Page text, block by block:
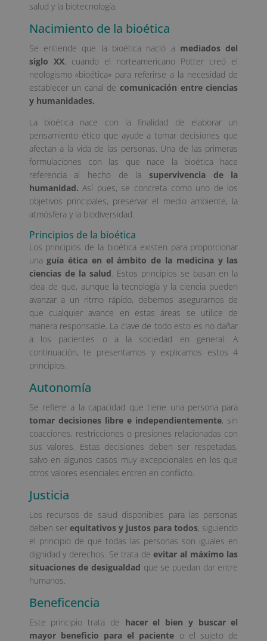
salud y la biotecnología.
Nacimiento de la bioética
Se entiende que la bioética nació a mediados del
siglo XX, cuando el norteamericano Potter creó el
neologismo «bioética» para referirse a la necesidad de
establecer un canal decomunicación entre ciencias
y humanidades.
La bioética nace con la finalidad de elaborar un
pensamiento ético que ayude a tomar decisiones que
afectan a la vida de las personas. Una de las primeras
formulaciones con las que nace la bioética hace
referencia al hecho de lasupervivencia de la
humanidad.Así pues, se concreta como uno de los
objetivos principales, preservar el medio ambiente, la
atmósfera y la biodiversidad.
Principios de la bioética
Los principios de la bioética existen para proporcionar
unaguía ética en el ámbito de la medicina y las
ciencias de la salud. Estos principios se basan en la
idea de que, aunque la tecnología y la ciencia pueden
avanzar a un ritmo rápido, debemos asegurarnos de
que cualquier avance en estas áreas se utilice de
manera responsable. La clave de todo esto es no dañar
a los pacientes o a la sociedad en general. A
continuación, te presentamos y explicamos estos 4
principios.
Autonomía
Se refiere a la capacidad que tiene una persona para
tomar decisiones libre e independientemente, sin
coacciones, restricciones o presiones relacionadas con
sus valores. Estas decisiones deben ser respetadas,
salvo en algunos casos muy excepcionales en los que
otros valores esenciales entren en conflicto.
Justicia
Los recursos de salud disponibles para las personas
deben ser equitativos y justos para todos, siguiendo
el principio de que todas las personas son iguales en
dignidad y derechos. Se trata deevitar al máximo las
situaciones de desigualdad que se puedan dar entre
humanos.
Beneficencia
Este principio trata de hacer el bien y buscar el
mayor beneficio para el paciente o el sujeto de